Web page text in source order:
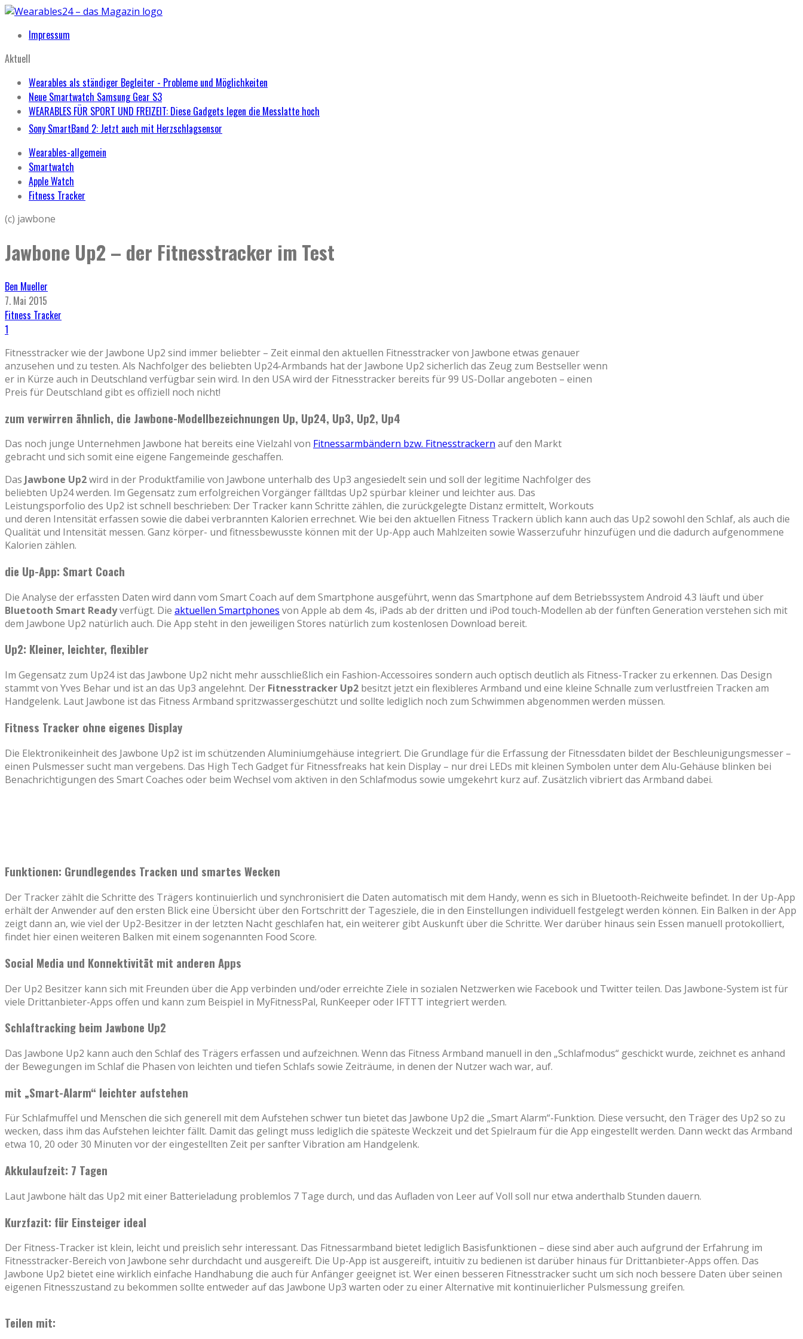
Impressum
Aktuell
Wearables als ständiger Begleiter - Probleme und Möglichkeiten
Neue Smartwatch Samsung Gear S3
WEARABLES FÜR SPORT UND FREIZEIT: Diese Gadgets legen die Messlatte hoch
Sony SmartBand 2: Jetzt auch mit Herzschlagsensor
Wearables-allgemein
Smartwatch
Apple Watch
Fitness Tracker
(c) jawbone
Jawbone Up2 – der Fitnesstracker im Test
Ben Mueller
7. Mai 2015
Fitness Tracker
1
Fitnesstracker wie der Jawbone Up2 sind immer beliebter – Zeit einmal den aktuellen Fitnesstracker von Jawbone etwas genauer
anzusehen und zu testen. Als Nachfolger des beliebten Up24-Armbands hat der Jawbone Up2 sicherlich das Zeug zum Bestseller wenn
er in Kürze auch in Deutschland verfügbar sein wird. In den USA wird der Fitnesstracker bereits für 99 US-Dollar angeboten – einen
Preis für Deutschland gibt es offiziell noch nicht!
zum verwirren ähnlich, die Jawbone-Modellbezeichnungen Up, Up24, Up3, Up2, Up4
Das noch junge Unternehmen Jawbone hat bereits eine Vielzahl von Fitnessarmbändern bzw. Fitnesstrackern auf den Markt
gebracht und sich somit eine eigene Fangemeinde geschaffen.
Das Jawbone Up2wird in der Produktfamilie von Jawbone unterhalb des Up3 angesiedelt sein und soll der legitime Nachfolger des
beliebten Up24 werden. Im Gegensatz zum erfolgreichen Vorgänger fälltdas Up2 spürbar kleiner und leichter aus. Das
Leistungsporfolio des Up2 ist schnell beschrieben: Der Tracker kann Schritte zählen, die zurückgelegte Distanz ermittelt, Workouts
und deren Intensität erfassen sowie die dabei verbrannten Kalorien errechnet. Wie bei den aktuellen Fitness Trackern üblich kann auch das Up2 sowohl den Schlaf, als auch die
Qualität und Intensität messen. Ganz körper- und fitnessbewusste können mit der Up-App auch Mahlzeiten sowie Wasserzufuhr hinzufügen und die dadurch aufgenommene
Kalorien zählen.
die Up-App: Smart Coach
Die Analyse der erfassten Daten wird dann vom Smart Coach auf dem Smartphone ausgeführt, wenn das Smartphone auf dem Betriebssystem Android 4.3 läuft und über
Bluetooth Smart Readyverfügt. Die aktuellen Smartphones von Apple ab dem 4s, iPads ab der dritten und iPod touch-Modellen ab der fünften Generation verstehen sich mit
dem Jawbone Up2 natürlich auch. Die App steht in den jeweiligen Stores natürlich zum kostenlosen Download bereit.
Up2: Kleiner, leichter, flexibler
Im Gegensatz zum Up24 ist das Jawbone Up2 nicht mehr ausschließlich ein Fashion-Accessoires sondern auch optisch deutlich als Fitness-Tracker zu erkennen. Das Design
stammt von Yves Behar und ist an das Up3 angelehnt. Der Fitnesstracker Up2 besitzt jetzt ein flexibleres Armband und eine kleine Schnalle zum verlustfreien Tracken am
Handgelenk. Laut Jawbone ist das Fitness Armband spritzwassergeschützt und sollte lediglich noch zum Schwimmen abgenommen werden müssen.
Fitness Tracker ohne eigenes Display
Die Elektronikeinheit des Jawbone Up2 ist im schützenden Aluminiumgehäuse integriert. Die Grundlage für die Erfassung der Fitnessdaten bildet der Beschleunigungsmesser –
einen Pulsmesser sucht man vergebens. Das High Tech Gadget für Fitnessfreaks hat kein Display – nur drei LEDs mit kleinen Symbolen unter dem Alu-Gehäuse blinken bei
Benachrichtigungen des Smart Coaches oder beim Wechsel vom aktiven in den Schlafmodus sowie umgekehrt kurz auf. Zusätzlich vibriert das Armband dabei.
Funktionen: Grundlegendes Tracken und smartes Wecken
Der Tracker zählt die Schritte des Trägers kontinuierlich und synchronisiert die Daten automatisch mit dem Handy, wenn es sich in Bluetooth-Reichweite befindet. In der Up-App
erhält der Anwender auf den ersten Blick eine Übersicht über den Fortschritt der Tagesziele, die in den Einstellungen individuell festgelegt werden können. Ein Balken in der App
zeigt dann an, wie viel der Up2-Besitzer in der letzten Nacht geschlafen hat, ein weiterer gibt Auskunft über die Schritte. Wer darüber hinaus sein Essen manuell protokolliert,
findet hier einen weiteren Balken mit einem sogenannten Food Score.
Social Media und Konnektivität mit anderen Apps
Der Up2 Besitzer kann sich mit Freunden über die App verbinden und/oder erreichte Ziele in sozialen Netzwerken wie Facebook und Twitter teilen. Das Jawbone-System ist für
viele Drittanbieter-Apps offen und kann zum Beispiel in MyFitnessPal, RunKeeper oder IFTTT integriert werden.
Schlaftracking beim Jawbone Up2
Das Jawbone Up2 kann auch den Schlaf des Trägers erfassen und aufzeichnen. Wenn das Fitness Armband manuell in den „Schlafmodus“ geschickt wurde, zeichnet es anhand
der Bewegungen im Schlaf die Phasen von leichten und tiefen Schlafs sowie Zeiträume, in denen der Nutzer wach war, auf.
mit „Smart-Alarm“ leichter aufstehen
Für Schlafmuffel und Menschen die sich generell mit dem Aufstehen schwer tun bietet das Jawbone Up2 die „Smart Alarm“-Funktion. Diese versucht, den Träger des Up2 so zu
wecken, dass ihm das Aufstehen leichter fällt. Damit das gelingt muss lediglich die späteste Weckzeit und det Spielraum für die App eingestellt werden. Dann weckt das Armband
etwa 10, 20 oder 30 Minuten vor der eingestellten Zeit per sanfter Vibration am Handgelenk.
Akkulaufzeit: 7 Tagen
Laut Jawbone hält das Up2 mit einer Batterieladung problemlos 7 Tage durch, und das Aufladen von Leer auf Voll soll nur etwa anderthalb Stunden dauern.
Kurzfazit: für Einsteiger ideal
Der Fitness-Tracker ist klein, leicht und preislich sehr interessant. Das Fitnessarmband bietet lediglich Basisfunktionen – diese sind aber auch aufgrund der Erfahrung im
Fitnesstracker-Bereich von Jawbone sehr durchdacht und ausgereift. Die Up-App ist ausgereift, intuitiv zu bedienen ist darüber hinaus für Drittanbieter-Apps offen. Das
Jawbone Up2 bietet eine wirklich einfache Handhabung die auch für Anfänger geeignet ist. Wer einen besseren Fitnesstracker sucht um sich noch bessere Daten über seinen
eigenen Fitnesszustand zu bekommen sollte entweder auf das Jawbone Up3 warten oder zu einer Alternative mit kontinuierlicher Pulsmessung greifen.
Teilen mit: